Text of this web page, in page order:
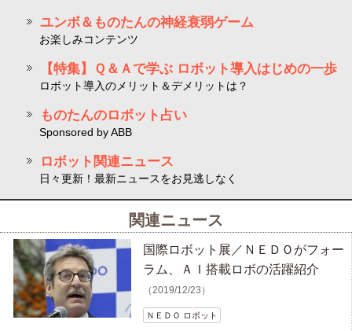
ユンボ＆ものたんの神経衰弱ゲーム
お楽しみコンテンツ
【特集】Ｑ＆Ａで学ぶ ロボット導入はじめの一歩
ロボット導入のメリット＆デメリットは？
ものたんのロボット占い
Sponsored by ABB
ロボット関連ニュース
日々更新！最新ニュースをお見逃しなく
関連ニュース
国際ロボット展／ＮＥＤＯがフォー
ラム、ＡＩ搭載ロボの活躍紹介
（2019/12/23）
ＮＥＤＯ ロボット